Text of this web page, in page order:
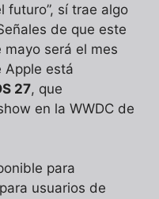
futuro”, sí trae algo
de que este
será el mes
Apple está
27, que
en la WWDC de
para
usuarios de